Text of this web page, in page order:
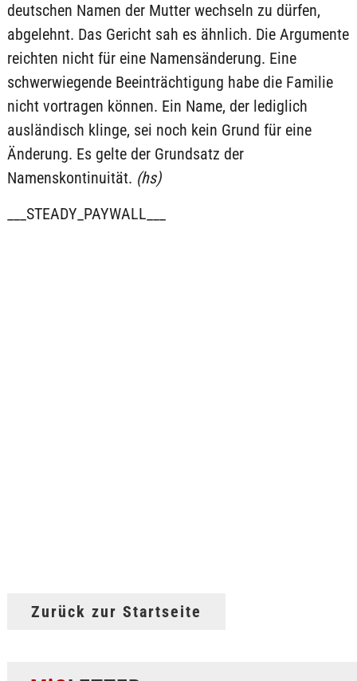
deutschen Namen der Mutter wechseln zu dürfen,
abgelehnt. Das Gericht sah es ähnlich. Die Argumente
reichten nicht für eine Namensänderung. Eine
schwerwiegende Beeinträchtigung habe die Familie
nicht vortragen können. Ein Name, der lediglich
ausländisch klinge, sei noch kein Grund für eine
Änderung. Es gelte der Grundsatz der
Namenskontinuität. (hs)
___STEADY_PAYWALL___
Zurück zur Startseite